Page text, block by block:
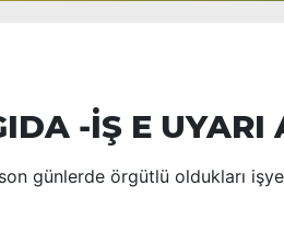
-İŞ E
günlerde örgütlü oldukları